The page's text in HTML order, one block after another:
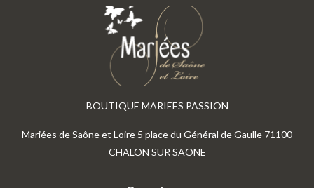
BOUTIQUE MARIEES PASSION
Mariées de Saône et Loire 5 place du Général de Gaulle 71100
CHALON SUR SAONE